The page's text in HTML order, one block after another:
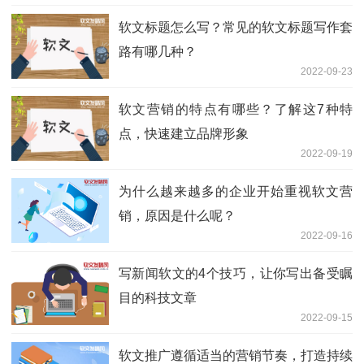
软文标题怎么写？常见的软文标题写作套
路有哪几种？
2022-09-23
软文营销的特点有哪些？了解这7种特
点，快速建立品牌形象
2022-09-19
为什么越来越多的企业开始重视软文营
销，原因是什么呢？
2022-09-16
写新闻软文的4个技巧，让你写出备受瞩
目的科技文章
2022-09-15
软文推广遵循适当的营销节奏，打造持续